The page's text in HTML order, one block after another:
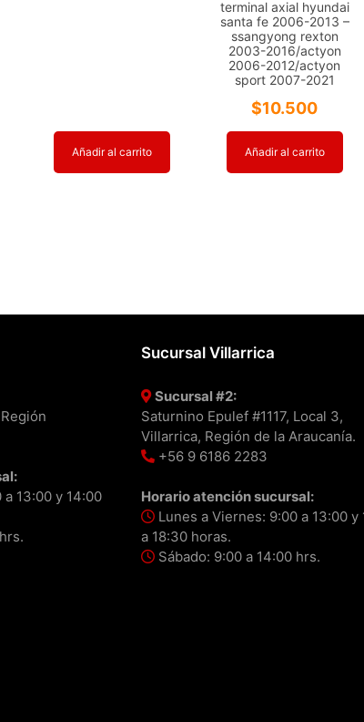
Añadir al carrito
terminal axial hyundai
santa fe 2006-2013 –
ssangyong rexton
2003-2016/actyon
2006-2012/actyon
sport 2007-2021
$10.500
Añadir al carrito
13:00 y 14:00
Sucursal Villarrica
Sucursal #2:
Saturnino Epulef #1117, Local 3,
Villarrica, Región de la Araucanía.
+56 9 6186 2283
Horario atención sucursal:
Lunes a Viernes: 9:00 a 13:00 y
a 18:30 horas.
Sábado: 9:00 a 14:00 hrs.